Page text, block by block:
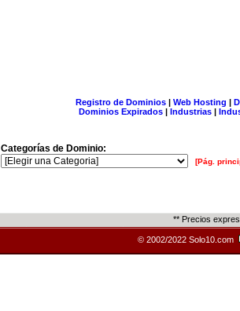
Registro de Dominios| Web Hosting |
Dominios Expirados | Industrias |
Categorías de Dominio:
[Pág.
** Precios
© 2002/2022 Solo10.com